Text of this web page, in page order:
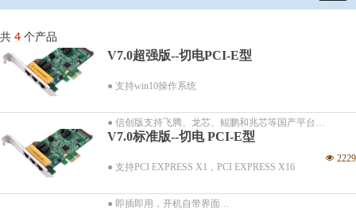
共 4 个产品
V7.0超强版--切电PCI-E型
● 支持win10操作系统
● 信创版支持飞腾、龙芯、鲲鹏和兆芯等国产平台
● 支持PCI EXPRESS X1，PCI EXPRESS X16
넶 2229
V7.0标准版--切电 PCI-E型
● 支持PCI EXPRESS X1，PCI EXPRESS X16
● 即插即用，开机自带界面